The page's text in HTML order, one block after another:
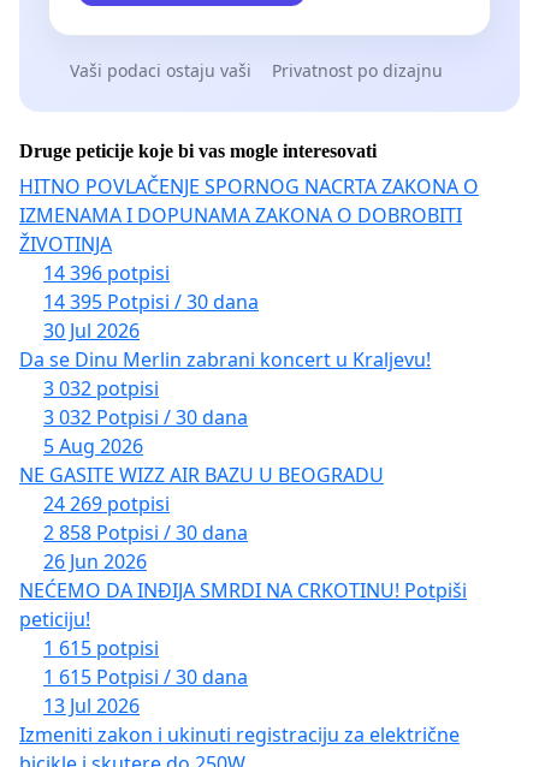
Vaši podaci ostaju vaši Privatnost po dizajnu
Druge peticije koje bi vas mogle interesovati
HITNO POVLAČENJE SPORNOG NACRTA ZAKONA O
IZMENAMA I DOPUNAMA ZAKONA O DOBROBITI
ŽIVOTINJA
14 396 potpisi
14 395 Potpisi / 30 dana
30 Jul 2026
Da se Dinu Merlin zabrani koncert u Kraljevu!
3 032 potpisi
3 032 Potpisi / 30 dana
5 Aug 2026
NE GASITE WIZZ AIR BAZU U BEOGRADU
24 269 potpisi
2 858 Potpisi / 30 dana
26 Jun 2026
NEĆEMO DA INĐIJA SMRDI NA CRKOTINU! Potpiši
peticiju!
1 615 potpisi
1 615 Potpisi / 30 dana
13 Jul 2026
Izmeniti zakon i ukinuti registraciju za električne